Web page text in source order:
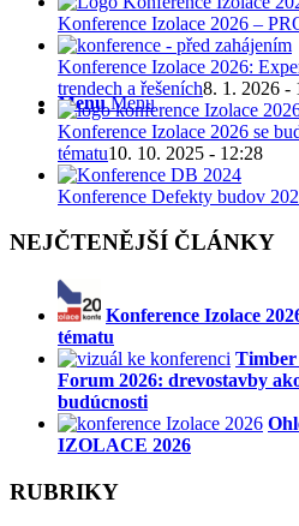
Menu Menu
Konference Izolace 2026 –
Konference Izolace 2026:
trendech a řešeních8. 1. 2026 -
Konference Izolace 2026 se
tématu10. 10. 2025 - 12:28
Konference Defekty budov
NEJČTENĚJŠÍ ČLÁNKY
Konference Izolace
tématu
Timber
Forum 2026: drevostavby
budúcnosti
IZOLACE 2026
RUBRIKY